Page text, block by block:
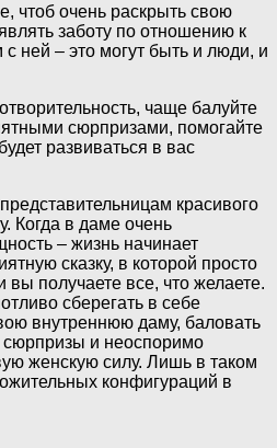
чтоб очень раскрыть свою
заботу по отношению к
ней – это могут быть и люди, и
чаще балуйте
сюрпризами, помогайте
развиваться в вас
красивого
Когда в даме очень
– жизнь начинает
сказку, в которой просто
вы получаете все, что желаете.
сберегать в себе
внутреннюю даму, баловать
сюрпризы и неоспоримо
женскую силу. Лишь в таком
конфигураций в